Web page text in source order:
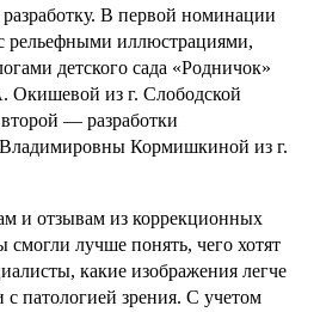
В первой номинации
рельефными иллюстрациями,
детского сада «Родничок»
из г. Слободской
— разработки
Кормишкиной из г.
и отзывам из коррекционных
лучше понять, чего хотят
какие изображения легче
патологией зрения. С учетом